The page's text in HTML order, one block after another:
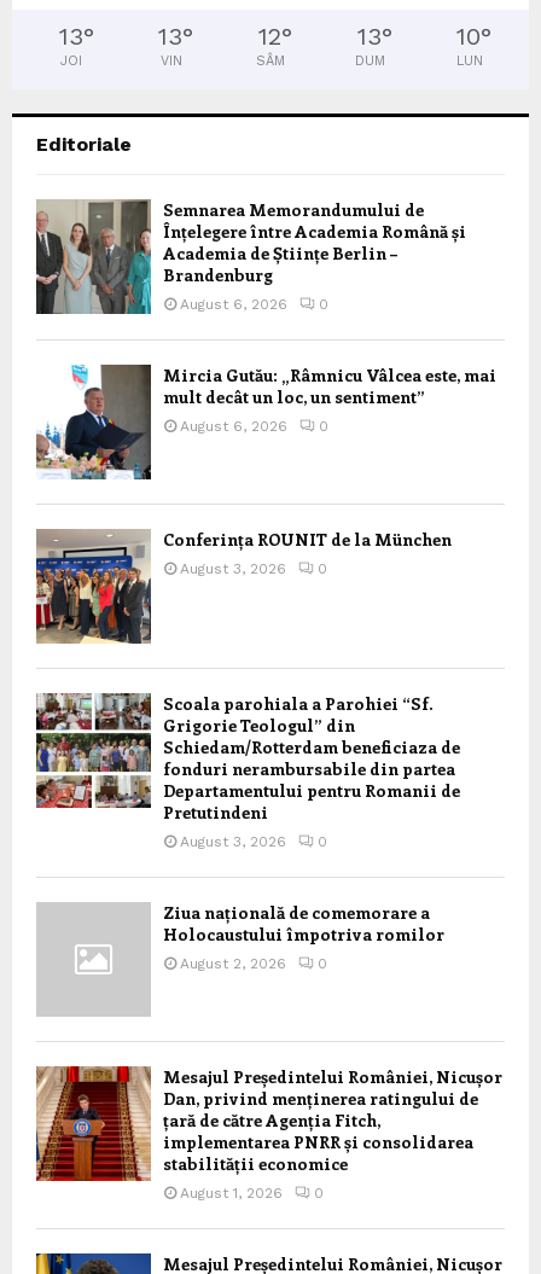
13°
JOI
13°
VIN
12°
SÂM
13°
DUM
10°
LUN
Editoriale
Semnarea Memorandumului de
Înțelegere între Academia Română și
Academia de Științe Berlin –
Brandenburg
August 6, 2026 0
Mircia Gutău: „Râmnicu Vâlcea este, mai
mult decât un loc, un sentiment”
August 6, 2026 0
Conferința ROUNIT de la München
August 3, 2026 0
Scoala parohiala a Parohiei “Sf.
Grigorie Teologul” din
Schiedam/Rotterdam beneficiaza de
fonduri nerambursabile din partea
Departamentului pentru Romanii de
Pretutindeni
August 3, 2026 0
Ziua națională de comemorare a
Holocaustului împotriva romilor
August 2, 2026 0
Mesajul Președintelui României, Nicușor
Dan, privind menținerea ratingului de
țară de către Agenția Fitch,
implementarea PNRR și consolidarea
stabilității economice
August 1, 2026 0
Mesajul Președintelui României, Nicușor